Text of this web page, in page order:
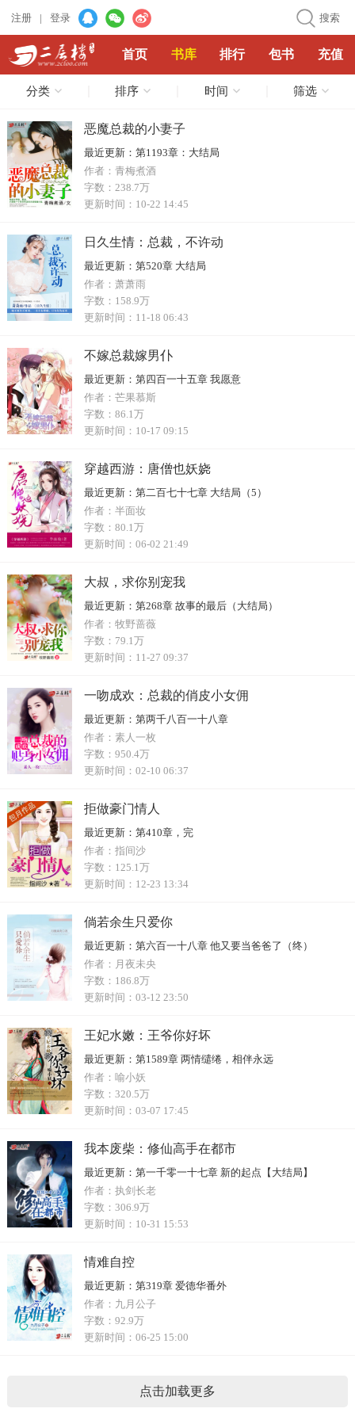
注册 | 登录 搜索
首页 书库 排行 包书 充值
分类 排序 时间 筛选
恶魔总裁的小妻子
最近更新： 第1193章：大结局
作者： 青梅煮酒
字数： 238.7万
更新时间： 10-22 14:45
日久生情：总裁，不许动
最近更新：
第520章 大结局
作者： 萧萧雨
字数： 158.9万
更新时间： 11-18 06:43
不嫁总裁嫁男仆
最近更新： 第四百一十五章 我愿意
作者： 芒果慕斯
字数： 86.1万
更新时间： 10-17 09:15
穿越西游：唐僧也妖娆
最近更新： 第二百七十七章 大结局（5）
作者： 半面妆
字数： 80.1万
更新时间： 06-02 21:49
大叔，求你别宠我
最近更新： 第268章 故事的最后（大结局）
作者： 牧野蔷薇
字数： 79.1万
更新时间： 11-27 09:37
一吻成欢：总裁的俏皮小女佣
最近更新： 第两千八百一十八章
作者： 素人一枚
字数： 950.4万
更新时间： 02-10 06:37
拒做豪门情人
最近更新： 第410章，完
作者： 指间沙
字数： 125.1万
更新时间： 12-23 13:34
倘若余生只爱你
最近更新： 第六百一十八章 他又要当爸爸了（终）
作者： 月夜未央
字数： 186.8万
更新时间： 03-12 23:50
王妃水嫩：王爷你好坏
最近更新： 第1589章 两情缱绻，相伴永远
作者： 喻小妖
字数： 320.5万
更新时间： 03-07 17:45
我本废柴：修仙高手在都市
最近更新： 第一千零一十七章 新的起点【大结局】
作者： 执剑长老
字数： 306.9万
更新时间： 10-31 15:53
情难自控
最近更新： 第319章 爱德华番外
作者： 九月公子
字数： 92.9万
更新时间： 06-25 15:00
点击加载更多